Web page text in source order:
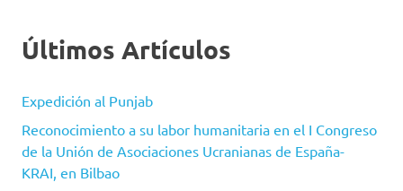
Últimos Artículos
Expedición al Punjab
Reconocimiento a su labor humanitaria en el I Congreso
de la Unión de Asociaciones Ucranianas de España-
KRAI, en Bilbao